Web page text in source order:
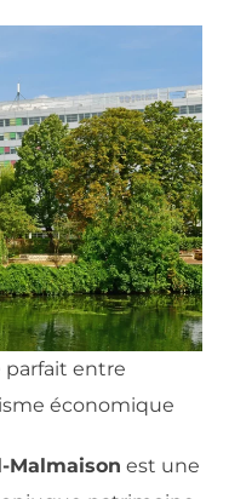
parfait entre
économique
Malmaison est une